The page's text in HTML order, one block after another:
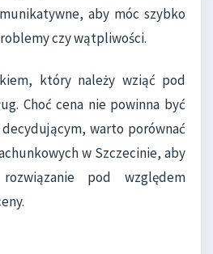
aby móc szybko
czy wątpliwości.
który należy wziąć pod
Choć cena nie powinna być
warto porównać
w Szczecinie, aby
pod względem